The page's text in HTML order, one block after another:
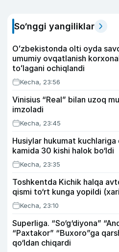
So‘nggi yangiliklar
Oʻzbekistonda olti oyda
umumiy ovqatlanish
toʻlagani ochiqlandi
Kecha, 23:56
Vinisius “Real” bilan uzoq
imzoladi
Kecha, 23:45
Husiylar hukumat
kamida 30 kishi halok bo‘ldi
Kecha, 23:35
Toshkentda Kichik halqa
qismi to‘rt kunga yopildi
Kecha, 23:10
Superliga. “So‘g‘diyona”
“Paxtakor” “Buxoro”ga
qo‘ldan chiqardi